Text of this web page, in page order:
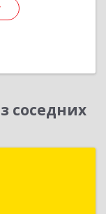
соседних
Пятигорск г,